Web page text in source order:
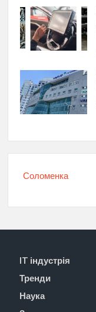
Соломенка
IT індустрія
Тренди
Наука